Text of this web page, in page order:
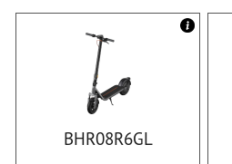
BHR08R6GL